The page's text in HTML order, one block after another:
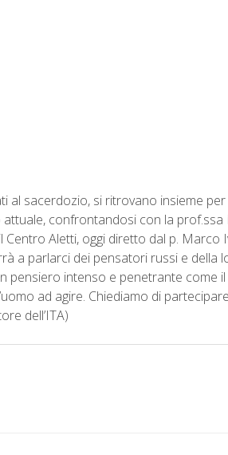
sacerdozio, si ritrovano insieme
confrontandosi con la
Aletti, oggi diretto dal p. Marco
a parlarci dei pensatori russi e della
intenso e penetrante come
ad agire. Chiediamo di
dell’ITA)